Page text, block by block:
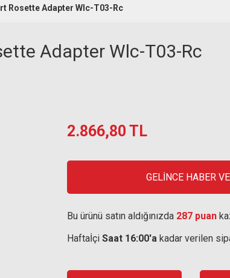
Rosette Adapter Wlc-T03-Rc
Adapter Wlc-T03-Rc
2.866,80 TL
GELİNCE HABER
Bu ürünü satın aldığınızda 287 puan
Haftaİçi Saat 16:00'a kadar verilen